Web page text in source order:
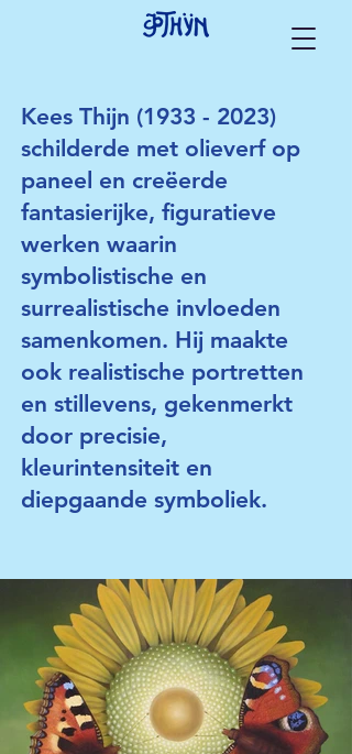
Kees Thijn (1933 - 2023)
schilderde met olieverf op
paneel en creëerde
fantasierijke, figuratieve
werken waarin
symbolistische en
surrealistische invloeden
samenkomen. Hij maakte
ook realistische portretten
en stillevens, gekenmerkt
door precisie,
kleurintensiteit en
diepgaande symboliek.